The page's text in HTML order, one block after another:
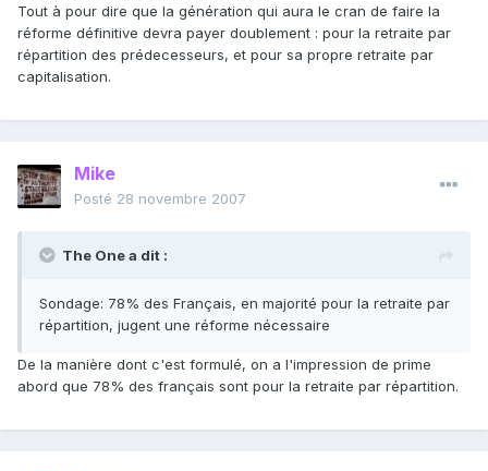
Tout à pour dire que la génération qui aura le cran de faire la
réforme définitive devra payer doublement : pour la retraite par
répartition des prédecesseurs, et pour sa propre retraite par
capitalisation.
Mike
Posté 28 novembre 2007
The One a dit :
Sondage: 78% des Français, en majorité pour la retraite par
répartition, jugent une réforme nécessaire
De la manière dont c'est formulé, on a l'impression de prime
abord que 78% des français sont pour la retraite par répartition.